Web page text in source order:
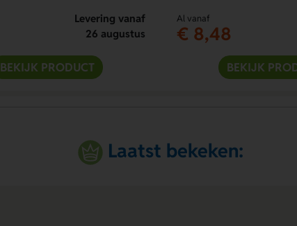
Levering vanaf
26 augustus
BEKIJK PRODUCT
Al vanaf
€ 8,48
BEKIJK
Laatst bekeken: